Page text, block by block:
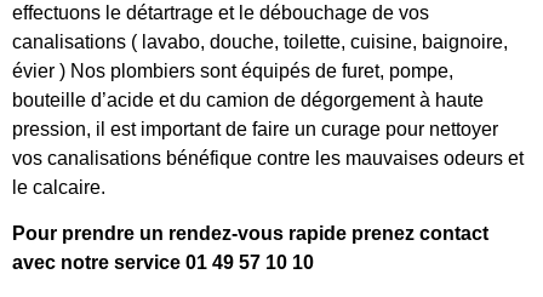
effectuons le détartrage et le débouchage de vos
canalisations ( lavabo, douche, toilette, cuisine, baignoire,
évier ) Nos plombiers sont équipés de furet, pompe,
bouteille d’acide et du camion de dégorgement à haute
pression, il est important de faire un curage pour nettoyer
vos canalisations bénéfique contre les mauvaises odeurs et
le calcaire.
Pour prendre un rendez-vous rapide prenez contact
avec notre service 01 49 57 10 10